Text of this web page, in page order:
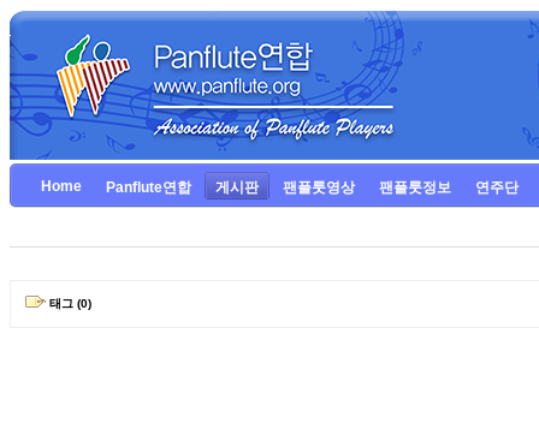
Home Panflute연합 게시판 팬플룻영상 팬플룻정보 연주단
태그 (0)